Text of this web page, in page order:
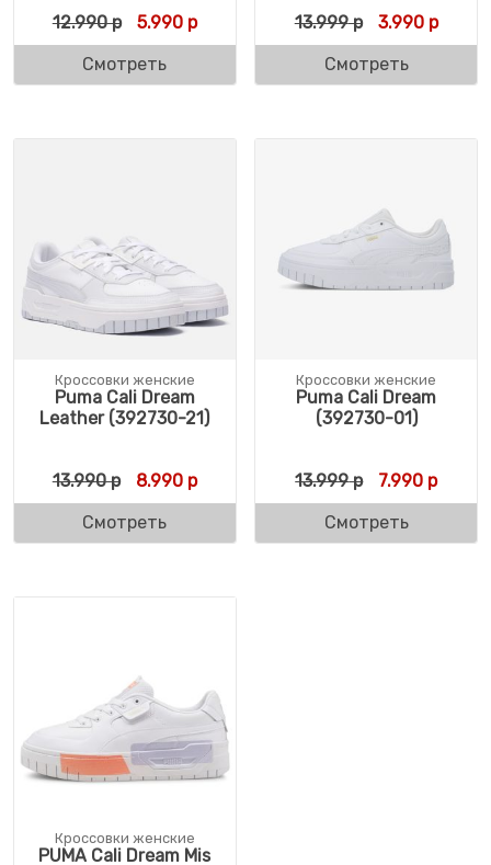
12.990р Первоначальная цена составляла 12.990
5.990рТекущая цена: 5.990 р.
Смотреть
13.999р 3.990р
Смотреть
Кроссовки женские
Puma Cali Dream
Leather (392730-21)
13.990р Первоначальная цена составляла 13.990
8.990рТекущая цена: 8.990 р.
Смотреть
Кроссовки женские
Puma Cali Dream
(392730-01)
13.999р 7.990 р
Смотреть
Кроссовки женские
PUMA Cali Dream Mis